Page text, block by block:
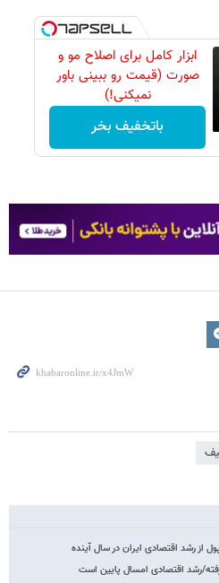
ابزار کامل برای اصلاح مو و
صورت (قیمت رو ببینی باور
نمیکنی!)
باتخفیف بخر
از رشد اقتصادی ایران در سال آینده